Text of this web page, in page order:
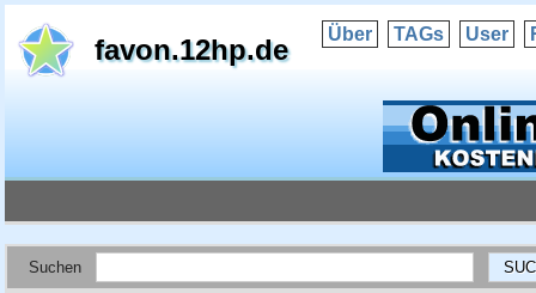
favon.12hp.de Über TAGs User
Suchen